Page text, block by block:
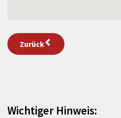
Zurück
Wichtiger Hinweis: